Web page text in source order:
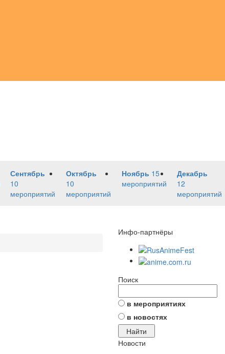
Сентябрь
10
мероприятий
Октябрь
10
мероприятий
Ноябрь 15
мероприятий
Декабрь
12
мероприятий
Инфо-партнёры
Поиск
в мероприятиях
в новостях
Новости